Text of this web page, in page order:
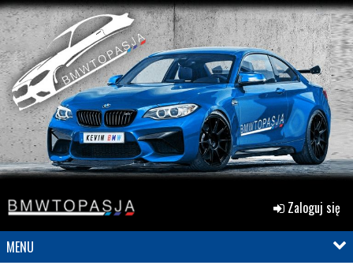
Zaloguj się
MENU